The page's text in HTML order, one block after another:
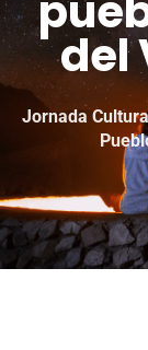
del
Jornada